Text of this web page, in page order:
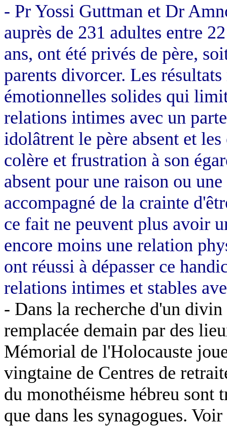
- Pr Yossi Guttman et Dr
auprès de 231 adultes entre
ans, ont été privés de père,
parents divorcer. Les
émotionnelles solides qui
relations intimes avec un
idolâtrent le père absent et
colère et frustration à son
absent pour une raison ou
accompagné de la crainte
ce fait ne peuvent plus avoir
encore moins une relation
ont réussi à dépasser ce
relations intimes et stables
- Dans la recherche d'un
remplacée demain par des
Mémorial de l'Holocauste
vingtaine de Centres de
du monothéisme hébreu sont
que dans les synagogues. Voir